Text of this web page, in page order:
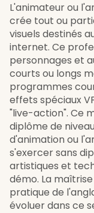
L'animateur ou
crée tout ou
visuels destinés
internet. Ce
personnages et
courts ou longs
programmes
effets spéciaux
"live-action". Ce
diplôme de
d'animation ou
s'exercer sans
artistiques et
démo. La
pratique de
évoluer dans ce